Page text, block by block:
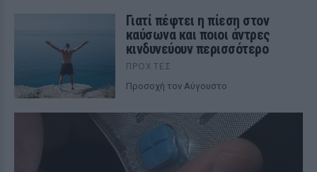
Γιατί πέφτει η πίεση στον
καύσωνα και ποιοι άντρες
κινδυνεύουν περισσότερο
ΠΡΟΧΤΈΣ
Προσοχή τον Αύγουστο